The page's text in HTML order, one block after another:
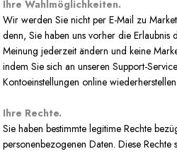
Ihre Wahlmöglichkeiten.
Wir werden Sie nicht per E-Mail zu
denn, Sie haben uns vorher die Erlaubnis
Meinung jederzeit ändern und keine
indem Sie sich an unseren Support-
Kontoeinstellungen online
Ihre Rechte.
Sie haben bestimmte legitime Rechte
personenbezogenen Daten. Diese Rechte